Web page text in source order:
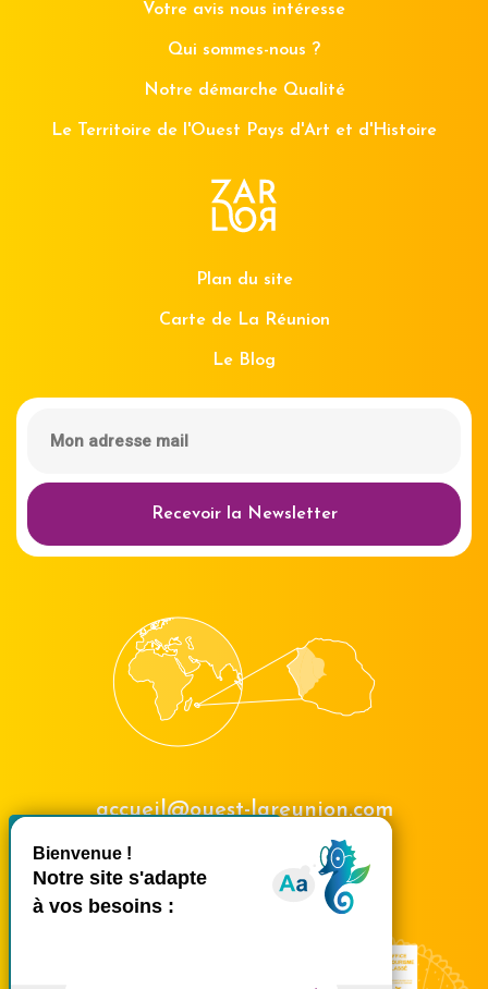
Masquer le
Votre avis nous intéresse
Qui sommes-nous ?
Notre démarche Qualité
Le Territoire de l'Ouest Pays d'Art et d'Histoire
Plan du site
Carte de La Réunion
Le Blog
Recevoir la Newsletter
accueil@ouest-lareunion.com
02 62 42 31 31
Nous rencontrer